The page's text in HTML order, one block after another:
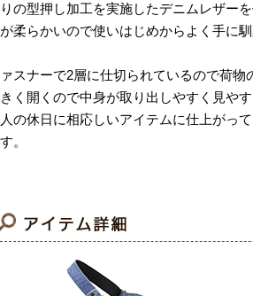
の型押し加工を実施したデニムレザーを
柔らかいので使いはじめからよく手に馴
スナーで2層に仕切られているので荷物
く開くので中身が取り出しやすく見や
の休日に相応しいアイテムに仕上がっ
。